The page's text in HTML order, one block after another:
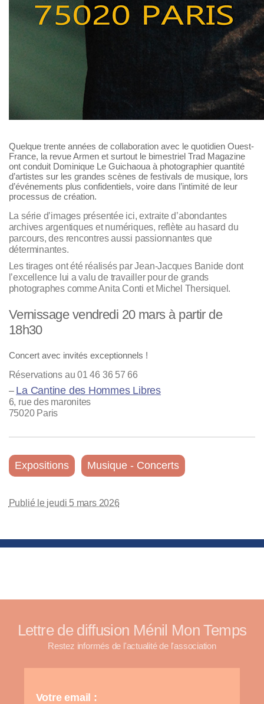
Quelque trente années de collaboration avec le quotidien Ouest-
France, la revue Armen et surtout le bimestriel Trad Magazine
ont conduit Dominique Le Guichaoua à photographier quantité
d’artistes sur les grandes scènes de festivals de musique, lors
d’événements plus confidentiels, voire dans l’intimité de leur
processus de création.
La série d’images présentée ici, extraite d’abondantes
archives argentiques et numériques, reflète au hasard du
parcours, des rencontres aussi passionnantes que
déterminantes.
Les tirages ont été réalisés par Jean-Jacques Banide dont
l’excellence lui a valu de travailler pour de grands
photographes comme Anita Conti et Michel Thersiquel.
Vernissage vendredi 20 mars à partir de
18h30
Concert avec invités exceptionnels !
Réservations au 01 46 36 57 66
– La Cantine des Hommes Libres
6, rue des maronites
75020 Paris
Expositions Musique - Concerts
Publié le jeudi 5 mars 2026
Lettre de diffusion Ménil Mon Temps
Restez informés de l'actualité de l'association
Votre email :